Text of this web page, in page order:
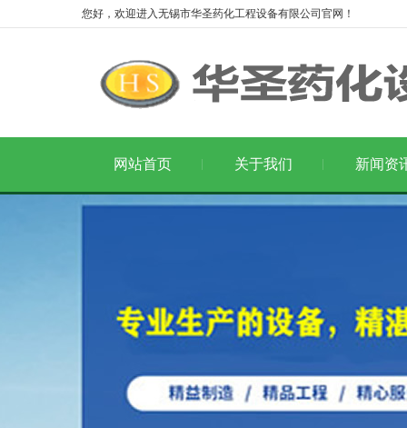
您好，欢迎进入无锡市华圣药化工程设备有限公司官网！
网站首页 关于我们 新闻资